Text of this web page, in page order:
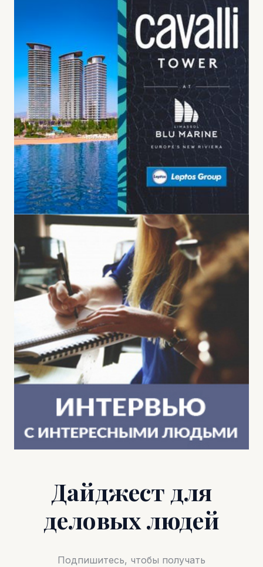
Дайджест для
деловых людей
Подпишитесь, чтобы получать